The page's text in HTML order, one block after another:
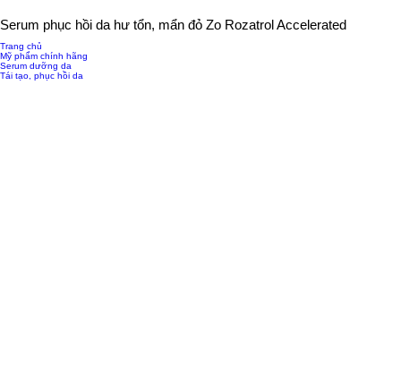
Serum phục hồi da hư tổn, mẩn đỏ Zo Rozatrol Accelerated
Trang chủ
Mỹ phẩm chính hãng
Serum dưỡng da
Tái tạo, phục hồi da